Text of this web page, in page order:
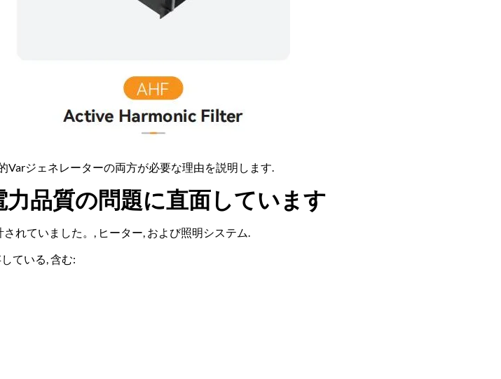
Varジェネレーターの両方が必要な理由を説明します.
品質の問題に直面しています
れていました。, ヒーター, および照明システム.
ている, 含む: